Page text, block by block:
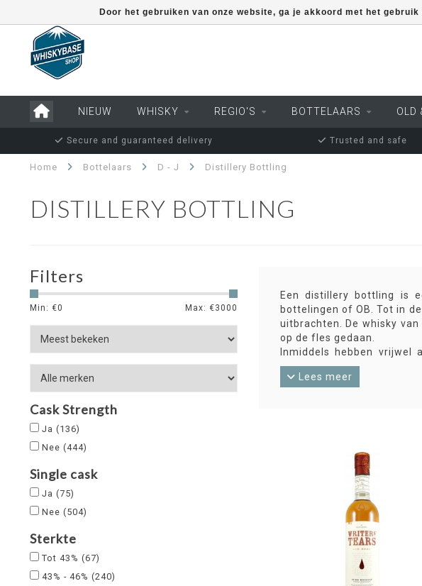
NIEUW WHISKY REGIO'S BOTTELAARS OLD
Secure and guaranteed delivery Trusted and safe
Home Bottelaars D - J Distillery Bottling
DISTILLERY BOTTLING
Filters
Min: €0 Max: €3000
Cask Strength
Ja (136)
Nee (444)
Single cask
Ja (75)
Nee (504)
Sterkte
Tot 43% (67)
43% - 46% (240)
Een distillery bottling is
bottelingen of OB. Tot in
uitbrachten. De whisky
op de fles gedaan.
Inmiddels hebben
opnieuw in
single cask releases.
Lees meer
Door het gebruiken van onze website, ga je akkoord met het